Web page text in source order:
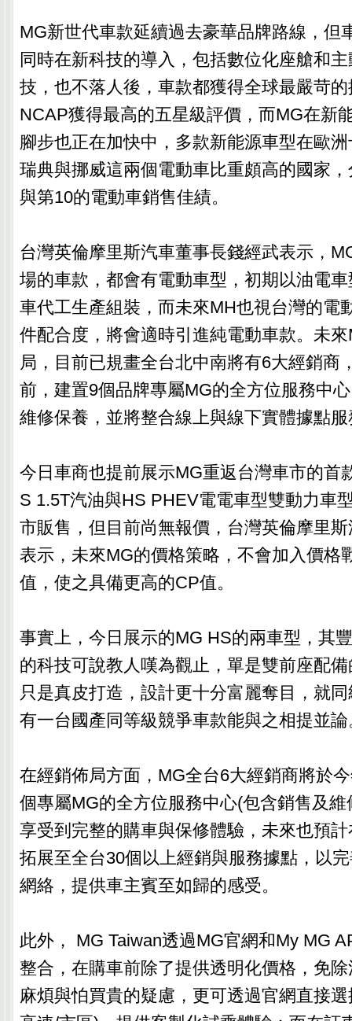
MG新世代車款延續過去豪華品牌路線，但
同時在新科技的導入，包括數位化座艙和
技，也不落人後，車款都獲得全球最嚴苛
NCAP獲得最高的五星級評價，而MG在新
腳步也正在加快中，多款新能源車型在歐
瑞典與挪威這兩個電動車比重頗高的國家
與第10的電動車銷售佳績。
台灣英倫摩里斯汽車董事長錢經武表示，
場的車款，都會有電動車型，初期以油電
車代工生產組裝，而未來MH也視台灣的電
件配合度，將會適時引進純電動車款。未
局，目前已規畫全台北中南將有6大經銷商
前，建置9個品牌專屬MG的全方位服務中
維修保養，並將整合線上與線下實體據點
今日車商也提前展示MG重返台灣車市的首
S 1.5T汽油與HS PHEV電電車型雙動力車
市販售，但目前尚無報價，台灣英倫摩里
表示，未來MG的價格策略，不會加入價格
值，使之具備更高的CP值。
事實上，今日展示的MG HS的兩車型，其
的科技可說教人嘆為觀止，單是雙前座配
只是真皮打造，設計更十分富麗奪目，就
有一台國產同等級競爭車款能與之相提並論
在經銷佈局方面，MG全台6大經銷商將於
個專屬MG的全方位服務中心(包含銷售及
享受到完整的購車與保修體驗，未來也預
拓展至全台30個以上經銷與服務據點，以
網絡，提供車主賓至如歸的感受。
此外， MG Taiwan透過MG官網和My MG
整合，在購車前除了提供透明化價格，免
麻煩與怕買貴的疑慮，更可透過官網直接